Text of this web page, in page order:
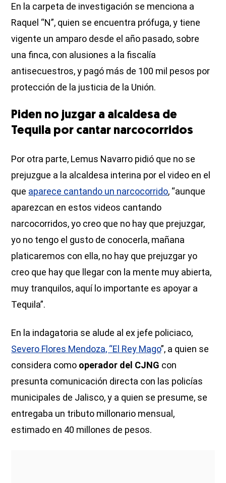
En la carpeta de investigación se menciona a
Raquel “N”, quien se encuentra prófuga, y tiene
vigente un amparo desde el año pasado, sobre
una finca, con alusiones a la fiscalía
antisecuestros, y pagó más de 100 mil pesos por
protección de la justicia de la Unión.
Piden no juzgar a alcaldesa de
Tequila por cantar narcocorridos
Por otra parte, Lemus Navarro pidió que no se
prejuzgue a la alcaldesa interina por el video en el
que aparece cantando un narcocorrido, “aunque
aparezcan en estos videos cantando
narcocorridos, yo creo que no hay que prejuzgar,
yo no tengo el gusto de conocerla, mañana
platicaremos con ella, no hay que prejuzgar yo
creo que hay que llegar con la mente muy abierta,
muy tranquilos, aquí lo importante es apoyar a
Tequila”.
En la indagatoria se alude al ex jefe policiaco,
Severo Flores Mendoza, “El Rey Mago”, a quien se
considera como operador del CJNG con
presunta comunicación directa con las policías
municipales de Jalisco, y a quien se presume, se
entregaba un tributo millonario mensual,
estimado en 40 millones de pesos.